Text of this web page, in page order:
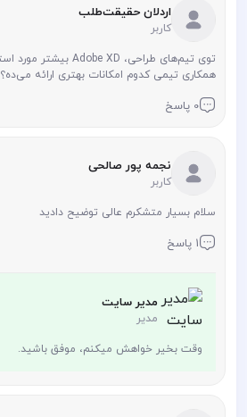
اردلان حقیقت‌طلب
کاربر
همکاری تیمی کدوم امکانات بهتری ارائه می‌ده؟
0 پاسخ
نجمه پور صالحی
کاربر
سلام بسیار متشکرم عالی توضیح دادید
1 پاسخ
مدیر سایت
مدیر
وقت بخیر خواهش میکنم، موفق باشید.